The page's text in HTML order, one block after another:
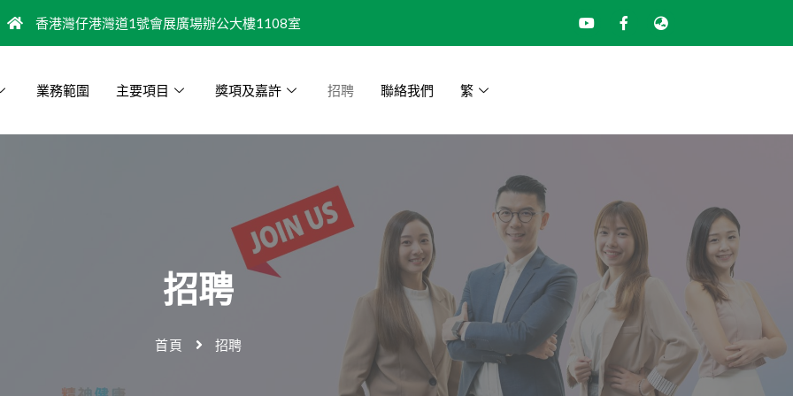
香港灣仔港灣道1號會展廣場辦公大樓1108室
業務範圍 主要項目 獎項及嘉許 招聘 聯絡我們 繁
招聘
首頁 招聘